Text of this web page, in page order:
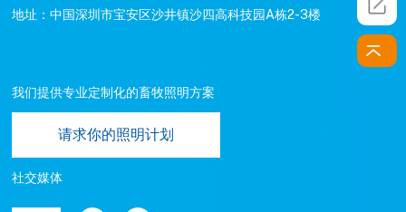
地址：中国深圳市宝安区沙井镇沙四高科技园A栋2-3楼
我们提供专业定制化的畜牧照明方案
请求你的照明计划
社交媒体